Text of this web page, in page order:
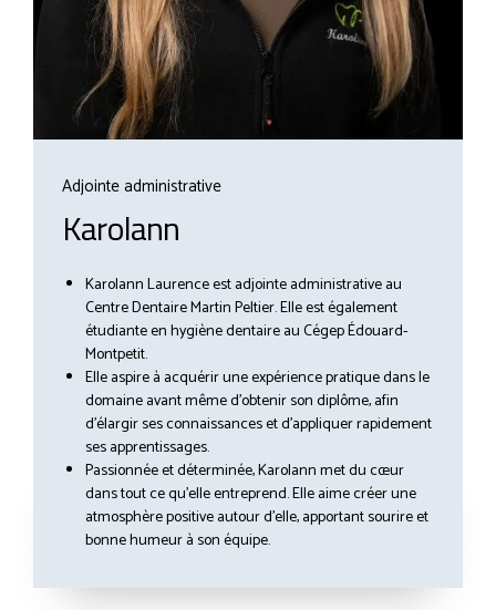
Adjointe administrative
Karolann
Karolann Laurence est adjointe administrative au
Centre Dentaire Martin Peltier. Elle est également
étudiante en hygiène dentaire au Cégep Édouard-
Montpetit.
Elle aspire à acquérir une expérience pratique dans le
domaine avant même d’obtenir son diplôme, afin
d’élargir ses connaissances et d’appliquer rapidement
ses apprentissages.
Passionnée et déterminée, Karolann met du cœur
dans tout ce qu’elle entreprend. Elle aime créer une
atmosphère positive autour d’elle, apportant sourire et
bonne humeur à son équipe.